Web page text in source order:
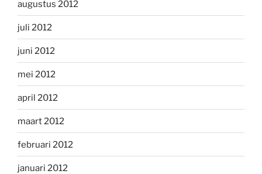
augustus 2012
juli 2012
juni 2012
mei 2012
april 2012
maart 2012
februari 2012
januari 2012